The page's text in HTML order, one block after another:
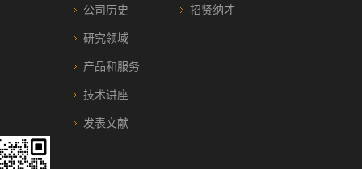
公司历史
研究领域
产品和服务
技术讲座
发表文献
招贤纳才